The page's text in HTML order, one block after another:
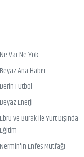
Ne Var Ne Yok
Beyaz Ana Haber
Derin Futbol
Beyaz Enerji
Ebru ve Burak ile Yurt Dışında
Eğitim
Nermin'in Enfes Mutfağı